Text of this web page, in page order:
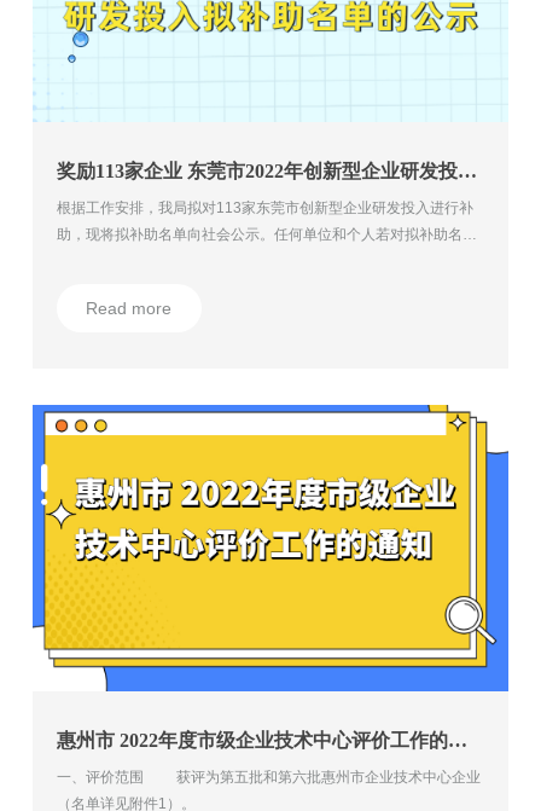
奖励113家企业 东莞市2022年创新型企业研发投入拟补助名单的公示
根据工作安排，我局拟对113家东莞市创新型企业研发投入进行补
助，现将拟补助名单向社会公示。任何单位和个人若对拟补助名单
的，应当在异议材料上签署真实姓名或加盖单位公章，并注明联系
Read more
惠州市 2022年度市级企业技术中心评价工作的通知
一、评价范围 获评为第五批和第六批惠州市企业技术中心企业
（名单详见附件1）。